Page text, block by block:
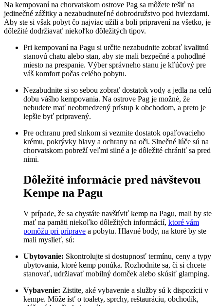
Na kempovaní na chorvatskom ostrove Pag sa môžete tešiť na
jedinečné zážitky a nezabudnuteľné dobrodružstvo pod hviezdami.
Aby ste si však pobyt čo najviac užili a boli pripravení na všetko, je
dôležité dodržiavať niekoľko dôležitých tipov.
Pri kempovaní na Pagu si určite nezabudnite zobrať kvalitnú
stanovú chatu alebo stan, aby ste mali bezpečné a pohodlné
miesto na prespanie. Výber správneho stanu je kľúčový pre
váš komfort počas celého pobytu.
Nezabudnite si so sebou zobrať dostatok vody a jedla na celú
dobu vášho kempovania. Na ostrove Pag je možné, že
nebudete mať neobmedzený prístup k obchodom, a preto je
lepšie byť pripravený.
Pre ochranu pred slnkom si vezmite dostatok opaľovacieho
krému, pokrývky hlavy a ochrany na oči. Slnečné lúče sú na
chorvatskom pobreží veľmi silné a je dôležité chrániť sa pred
nimi.
Dôležité informácie pred návštevou
Kempe na Pagu
V prípade, že sa chystáte navštíviť kemp na Pagu, mali by ste
mať na pamäti niekoľko dôležitých informácií, ktoré vám
pomôžu pri príprave a pobytu. Hlavné body, na ktoré by ste
mali myslieť, sú:
Ubytovanie: Skontrolujte si dostupnosť termínu, ceny a typy
ubytovania, ktoré kemp ponúka. Rozhodnite sa, či si chcete
stanovať, udržiavať mobilný domček alebo skúsiť glamping.
Vybavenie: Zistite, aké vybavenie a služby sú k dispozícii v
kempe. Môže ísť o toalety, sprchy, reštauráciu, obchodík,